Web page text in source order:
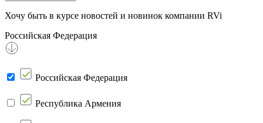
Хочу быть в курсе новостей и новинок компании RVi
Российская Федерация
Российская Федерация
Республика Армения